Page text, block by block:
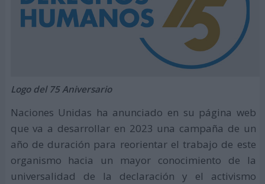
Logo del 75 Aniversario
Naciones Unidas ha anunciado en su página web
que va a desarrollar en 2023 una campaña de un
año de duración para reorientar el trabajo de este
organismo hacia un mayor conocimiento de la
universalidad de la declaración y el activismo